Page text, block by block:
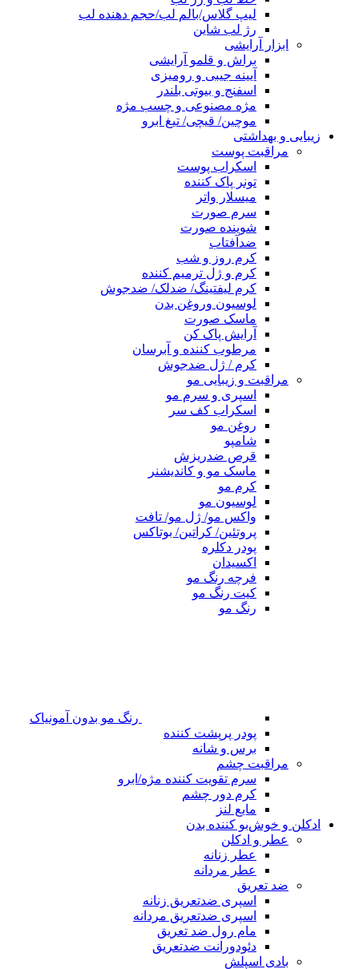
لیپ گلاس/بالم لب/حجم دهنده لب
رژ لب شاین
ابزار آرایشی
براش و قلمو آرایشی
آیینه جیبی و رومیزی
اسفنج و بیوتی بلندر
مژه مصنوعی و چسب مژه
موچین/ قیچی/ تیغ ابرو
زیبایی و بهداشتی
مراقبت پوست
اسکراب پوست
تونر پاک کننده
میسلار واتر
سرم صورت
شوینده صورت
ضدآفتاب
کرم روز و شب
کرم و ژل ترمیم کننده
کرم لیفتینگ/ ضدلک/ ضدجوش
لوسیون وروغن بدن
ماسک صورت
آرایش پاک کن
مرطوب کننده و آبرسان
کرم / ژل ضدجوش
مراقبت و زیبایی مو
اسپری و سرم مو
اسکراب کف سر
روغن مو
شامپو
قرص ضدریزش
ماسک مو و کاندیشنر
کرم مو
لوسیون مو
واکس مو/ ژل مو/ تافت
پروتئین/ کراتین/ بوتاکس
پودر دکلره
اکسیدان
فرچه رنگ مو
کیت رنگ مو
رنگ مو
رنگ مو بدون آمونیاک
پودر پرپشت کننده
برس و شانه
مراقبت چشم
سرم تقویت کننده مژه/ابرو
کرم دور چشم
مایع لنز
ادکلن و خوش‌بو کننده بدن
عطر و ادکلن
عطر زنانه
عطر مردانه
ضد تعریق
اسپری ضدتعریق زنانه
اسپری ضدتعریق مردانه
مام رول ضد تعریق
دئودورانت ضدتعریق
بادی اسپلش